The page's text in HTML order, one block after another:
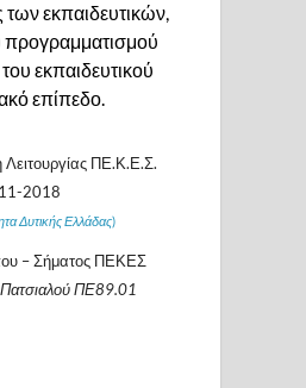
των εκπαιδευτικών,
προγραμματισμού
εκπαιδευτικού
επίπεδο.
ΠΕ.Κ.Ε.Σ.
2018
Δυτικής Ελλάδας)
– Σήματος ΠΕΚΕΣ
ΠΕ89.01